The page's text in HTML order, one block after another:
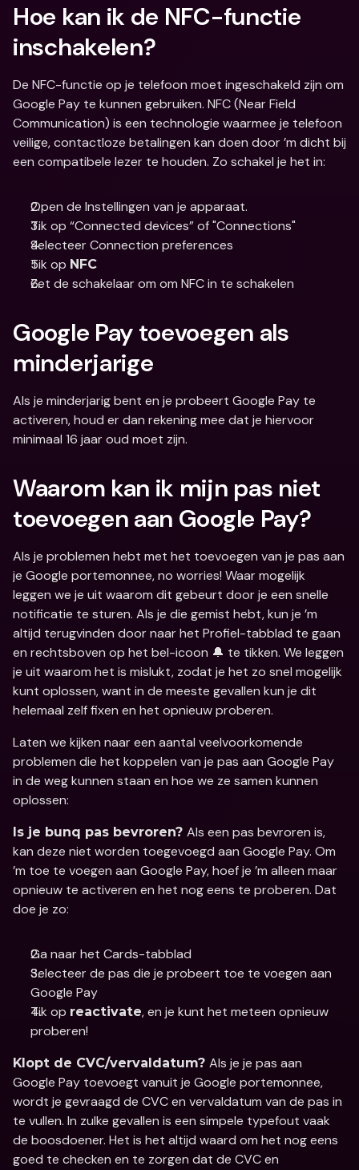
Hoe kan ik de NFC-functie
inschakelen?
De NFC-functie op je telefoon moet ingeschakeld zijn om
Google Pay te kunnen gebruiken. NFC (Near Field
Communication) is een technologie waarmee je telefoon
veilige, contactloze betalingen kan doen door ’m dicht bij
een compatibele lezer te houden. Zo schakel je het in:
Open de Instellingen van je apparaat.
Tik op “Connected devices” of "Connections"
Selecteer Connection preferences
Tik op NFC
Zet de schakelaar om om NFC in te schakelen
Google Pay toevoegen als
minderjarige
Als je minderjarig bent en je probeert Google Pay te
activeren, houd er dan rekening mee dat je hiervoor
minimaal 16 jaar oud moet zijn.
Waarom kan ik mijn pas niet
toevoegen aan Google Pay?
Als je problemen hebt met het toevoegen van je pas aan
je Google portemonnee, no worries! Waar mogelijk
leggen we je uit waarom dit gebeurt door je een snelle
notificatie te sturen. Als je die gemist hebt, kun je ’m
altijd terugvinden door naar het Profiel-tabblad te gaan
en rechtsboven op het bel-icoon 🔔 te tikken. We leggen
je uit waarom het is mislukt, zodat je het zo snel mogelijk
kunt oplossen, want in de meeste gevallen kun je dit
helemaal zelf fixen en het opnieuw proberen.
Laten we kijken naar een aantal veelvoorkomende
problemen die het koppelen van je pas aan Google Pay
in de weg kunnen staan en hoe we ze samen kunnen
oplossen:
Is je bunq pas bevroren? Als een pas bevroren is,
kan deze niet worden toegevoegd aan Google Pay. Om
’m toe te voegen aan Google Pay, hoef je ’m alleen maar
opnieuw te activeren en het nog eens te proberen. Dat
doe je zo:
Ga naar het Cards-tabblad
Selecteer de pas die je probeert toe te voegen aan
Google Pay
Tik op reactivate, en je kunt het meteen opnieuw
proberen!
Klopt de CVC/vervaldatum? Als je je pas aan
Google Pay toevoegt vanuit je Google portemonnee,
wordt je gevraagd de CVC en vervaldatum van de pas in
te vullen. In zulke gevallen is een simpele typefout vaak
de boosdoener. Het is het altijd waard om het nog eens
goed te checken en te zorgen dat de CVC en